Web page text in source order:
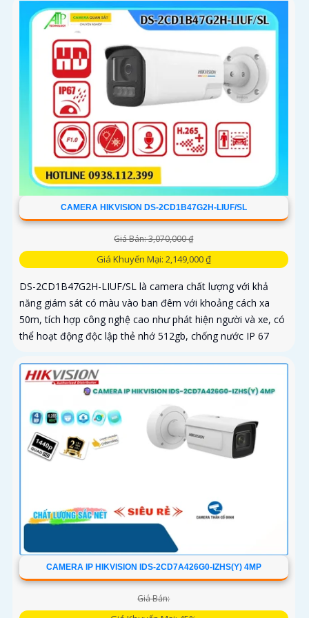
CAMERA HIKVISION DS-2CD1B47G2H-LIUF/SL
Giá Bán: 3,070,000 ₫
Giá Khuyến Mại: 2,149,000 ₫
DS-2CD1B47G2H-LIUF/SL là camera chất lượng với khả
năng giám sát có màu vào ban đêm với khoảng cách xa
50m, tích hợp công nghệ cao như phát hiện người và xe, có
thể hoạt động độc lập thẻ nhớ 512gb, chống nước IP 67
CAMERA IP HIKVISION IDS-2CD7A426G0-IZHS(Y) 4MP
Giá Bán: